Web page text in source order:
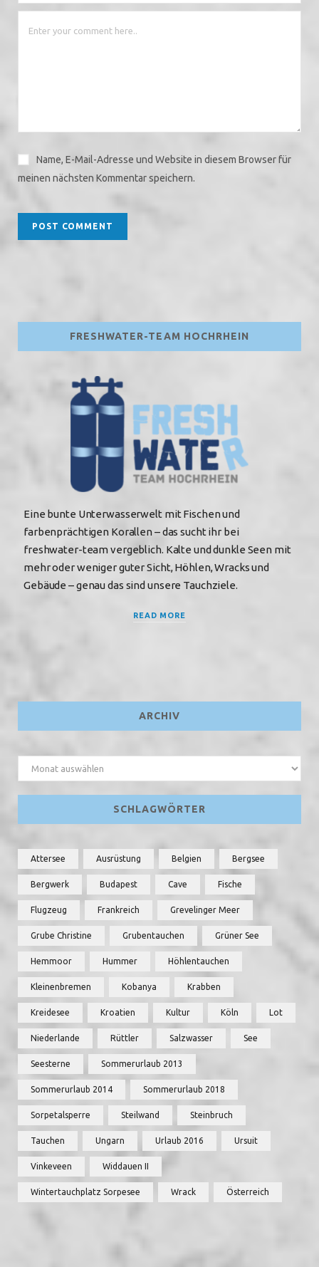
Name, E-Mail-Adresse und Website in diesem Browser für
meinen nächsten Kommentar speichern.
FRESHWATER-TEAM HOCHRHEIN
Eine bunte Unterwasserwelt mit Fischen und
farbenprächtigen Korallen – das sucht ihr bei
freshwater-team vergeblich. Kalte und dunkle Seen mit
mehr oder weniger guter Sicht, Höhlen, Wracks und
Gebäude – genau das sind unsere Tauchziele.
READ MORE
ARCHIV
Archiv
SCHLAGWÖRTER
Attersee Ausrüstung Belgien Bergsee
Bergwerk Budapest Cave Fische
Flugzeug Frankreich Grevelinger Meer
Grube Christine Grubentauchen Grüner See
Hemmoor Hummer Höhlentauchen
Kleinenbremen Kobanya Krabben
Kreidesee Kroatien Kultur Köln Lot
Niederlande Rüttler Salzwasser See
Seesterne Sommerurlaub 2013
Sommerurlaub 2014 Sommerurlaub 2018
Sorpetalsperre Steilwand Steinbruch
Tauchen Ungarn Urlaub 2016 Ursuit
Vinkeveen Widdauen II
Wintertauchplatz Sorpesee Wrack Österreich